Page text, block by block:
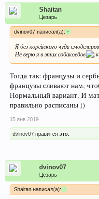
Shaitan
Цезарь
dvinov07 написал(а): ↑
Я без корейского чуда
Не верю я в этих собакоедов
Тогда так: французы и
французы сливают нам,
Нормальный вариант. И
правильно расписаны ))
15 янв 2019
dvinov07 нравится это.
dvinov07
Цезарь
Shaitan написал(а):↑